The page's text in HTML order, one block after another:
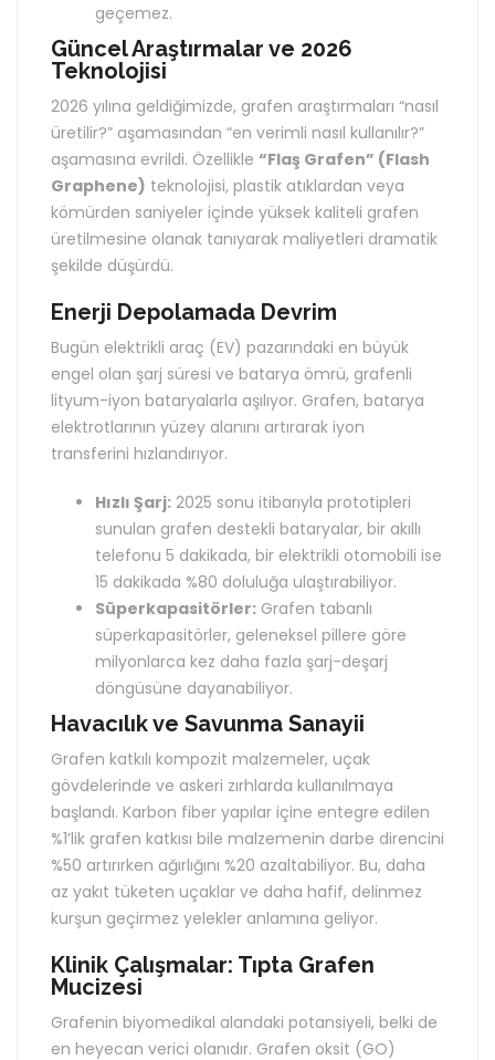
geçemez.
Güncel Araştırmalar ve 2026
Teknolojisi
2026 yılına geldiğimizde, grafen araştırmaları “nasıl
üretilir?” aşamasından “en verimli nasıl kullanılır?”
aşamasına evrildi. Özellikle “Flaş Grafen” (Flash
Graphene) teknolojisi, plastik atıklardan veya
kömürden saniyeler içinde yüksek kaliteli grafen
üretilmesine olanak tanıyarak maliyetleri dramatik
şekilde düşürdü.
Enerji Depolamada Devrim
Bugün elektrikli araç (EV) pazarındaki en büyük
engel olan şarj süresi ve batarya ömrü, grafenli
lityum-iyon bataryalarla aşılıyor. Grafen, batarya
elektrotlarının yüzey alanını artırarak iyon
transferini hızlandırıyor.
Hızlı Şarj: 2025 sonu itibarıyla prototipleri
sunulan grafen destekli bataryalar, bir akıllı
telefonu 5 dakikada, bir elektrikli otomobili ise
15 dakikada %80 doluluğa ulaştırabiliyor.
Süperkapasitörler: Grafen tabanlı
süperkapasitörler, geleneksel pillere göre
milyonlarca kez daha fazla şarj-deşarj
döngüsüne dayanabiliyor.
Havacılık ve Savunma Sanayii
Grafen katkılı kompozit malzemeler, uçak
gövdelerinde ve askeri zırhlarda kullanılmaya
başlandı. Karbon fiber yapılar içine entegre edilen
%1’lik grafen katkısı bile malzemenin darbe direncini
%50 artırırken ağırlığını %20 azaltabiliyor. Bu, daha
az yakıt tüketen uçaklar ve daha hafif, delinmez
kurşun geçirmez yelekler anlamına geliyor.
Klinik Çalışmalar: Tıpta Grafen
Mucizesi
Grafenin biyomedikal alandaki potansiyeli, belki de
en heyecan verici olanıdır. Grafen oksit (GO)